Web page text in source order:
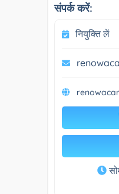
संपर्क करें:
नियुक्ति लें